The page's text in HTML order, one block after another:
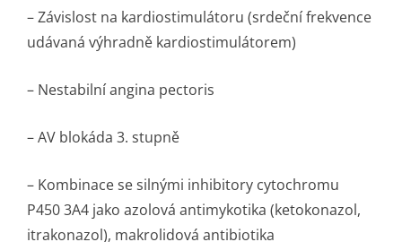
– Závislost na kardiostimulátoru (srdeční frekvence
udávaná výhradně kardiostimulátorem)
– Nestabilní angina pectoris
– AV blokáda 3. stupně
– Kombinace se silnými inhibitory cytochromu
P450 3A4 jako azolová antimykotika (ketokonazol,
itrakonazol), makrolidová antibiotika